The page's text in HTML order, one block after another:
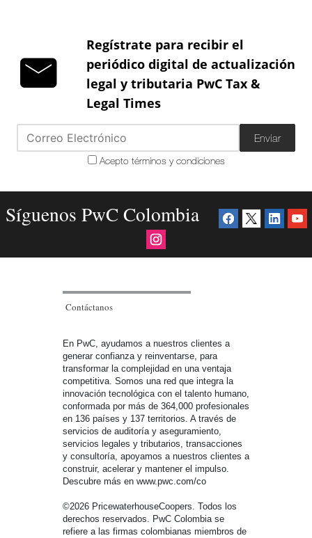
Regístrate para recibir el
periódico digital de actualización
legal y tributaria PwC Tax &
Legal Times
Enviar
Acepto términos y condiciones
Síguenos PwC Colombia
Contáctanos
En PwC, ayudamos a nuestros clientes a
generar confianza y reinventarse, para
transformar la complejidad en una ventaja
competitiva. Somos una red que integra la
innovación tecnológica con el talento humano,
conformada por más de 364,000 profesionales
en 136 países y 137 territorios. A través de
servicios de auditoría y aseguramiento,
servicios legales y tributarios, transacciones
y consultoría, apoyamos a nuestros clientes a
construir, acelerar y mantener el impulso.
Descubre más en www.pwc.com/co
©2026 PricewaterhouseCoopers. Todos los
derechos reservados. PwC Colombia se
refiere a las firmas colombianas miembros de